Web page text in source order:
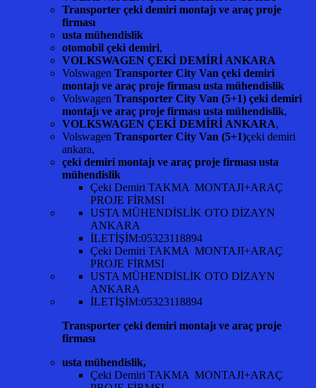
Transporter çeki demiri montajı ve araç proje
firması
usta mühendislik
otomobil çeki demiri,
VOLKSWAGEN ÇEKİ DEMİRİ ANKARA
Volswagen Transporter City Van çeki demiri
montajı ve araç proje firması usta mühendislik
Volswagen Transporter City Van (5+1) çeki demiri
montajı ve araç proje firması usta mühendislik,
VOLKSWAGEN ÇEKİ DEMİRİ ANKARA,
Volswagen Transporter City Van (5+1)çeki demiri
ankara,
çeki demiri montajı ve araç proje firması usta
mühendislik
Çeki Demiri TAKMA MONTAJI+ARAÇ
PROJE FİRMSI
USTA MÜHENDİSLİK OTO DİZAYN
ANKARA
İLETİŞİM:05323118894
Çeki Demiri TAKMA MONTAJI+ARAÇ
PROJE FİRMSI
USTA MÜHENDİSLİK OTO DİZAYN
ANKARA
İLETİŞİM:05323118894
Transporter çeki demiri montajı ve araç proje
firması
usta mühendislik,
Çeki Demiri TAKMA MONTAJI+ARAÇ